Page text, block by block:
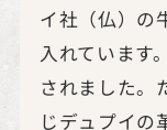
イ社（仏）の
入れています
されました。
じデュプイの